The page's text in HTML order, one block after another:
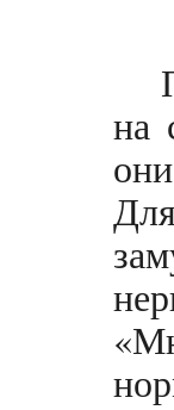
на